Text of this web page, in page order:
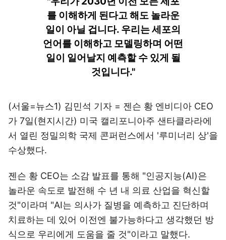
를 이해하게 된다고 해도 놀라운
일이 아닐 겁니다. 우리는 세포의
언어를 이해하고 모델링하며 어떤
일이 일어날지 예측할 수 있게 될
것입니다."
(서울=뉴스1) 김민석 기자 = 젠슨 황 엔비디아 CEO
가 7일(현지시간) 미국 캘리포니아주 샌타클라라에
서 열린 정밀의학 국제 콘퍼런스에서 '루미너리 상'을
수상했다.
젠슨 황 CEO는 소감 발표를 통해 "인공지능(AI)은
놀라운 속도로 발전해 수 년 내 의료 산업을 혁신할
것"이라며 "AI는 의사가 질병을 예측하고 진단하며
치료하는 데 있어 이전엔 불가능하다고 생각했던 방
식으로 우리에게 도움을 줄 것"이라고 말했다.